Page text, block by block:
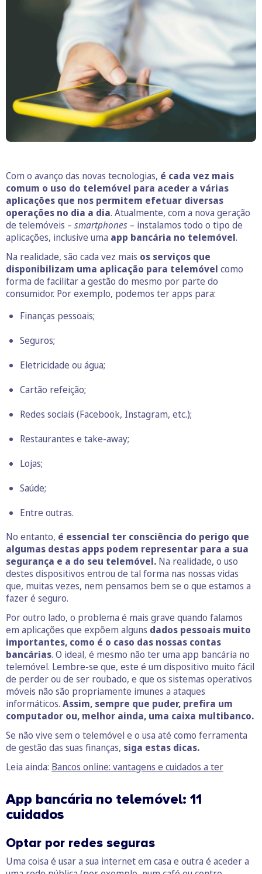
Com o avanço das novas tecnologias, é cada vez mais
comum o uso do telemóvel para aceder a várias
aplicações que nos permitem efetuar diversas
operações no dia a dia. Atualmente, com a nova geração
de telemóveis – smartphones – instalamos todo o tipo de
aplicações, inclusive uma app bancária no telemóvel.
Na realidade, são cada vez mais os serviços que
disponibilizam uma aplicação para telemóvel como
forma de facilitar a gestão do mesmo por parte do
consumidor. Por exemplo, podemos ter apps para:
Finanças pessoais;
Seguros;
Eletricidade ou água;
Cartão refeição;
Redes sociais (Facebook, Instagram, etc.);
Restaurantes e take-away;
Lojas;
Saúde;
Entre outras.
No entanto, é essencial ter consciência do perigo que
algumas destas apps podem representar para a sua
segurança e a do seu telemóvel. Na realidade, o uso
destes dispositivos entrou de tal forma nas nossas vidas
que, muitas vezes, nem pensamos bem se o que estamos a
fazer é seguro.
Por outro lado, o problema é mais grave quando falamos
em aplicações que expõem alguns dados pessoais muito
importantes, como é o caso das nossas contas
bancárias. O ideal, é mesmo não ter uma app bancária no
telemóvel. Lembre-se que, este é um dispositivo muito fácil
de perder ou de ser roubado, e que os sistemas operativos
móveis não são propriamente imunes a ataques
informáticos. Assim, sempre que puder, prefira um
computador ou, melhor ainda, uma caixa multibanco.
Se não vive sem o telemóvel e o usa até como ferramenta
de gestão das suas finanças, siga estas dicas.
Leia ainda: Bancos online: vantagens e cuidados a ter
App bancária no telemóvel: 11
cuidados
Optar por redes seguras
Uma coisa é usar a sua internet em casa e outra é aceder a